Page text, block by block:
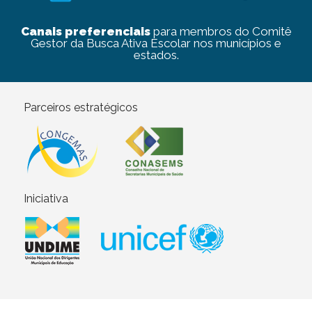
Canais preferenciaispara membros do Comitê
Gestor da Busca Ativa Escolar nos municípios e
estados.
Parceiros estratégicos
Iniciativa